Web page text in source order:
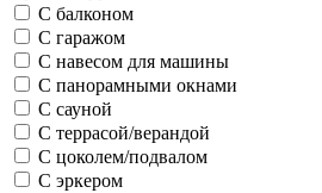
С балконом
С гаражом
С навесом для машины
С панорамными окнами
С сауной
С террасой/верандой
С цоколем/подвалом
С эркером